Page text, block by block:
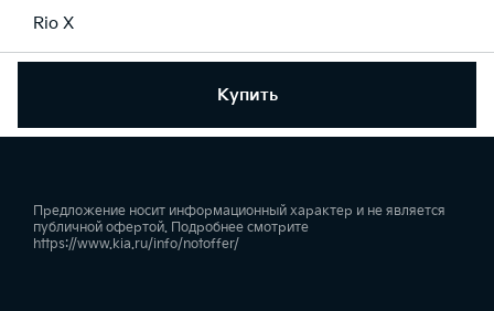
Купить
Rio X
Предложение носит информационный характер и не является
публичной офертой. Подробнее смотрите
https://www.kia.ru/info/notoffer/